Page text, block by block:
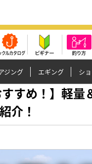
ジング エギング シ
すめ！】軽量
介！